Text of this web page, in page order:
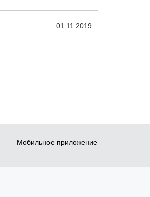
01.11.2019
Мобильное приложение